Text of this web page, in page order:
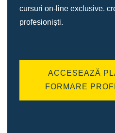
cursuri on-line exclusive.
profesioniști.
ACCESEAZĂ
FORMARE